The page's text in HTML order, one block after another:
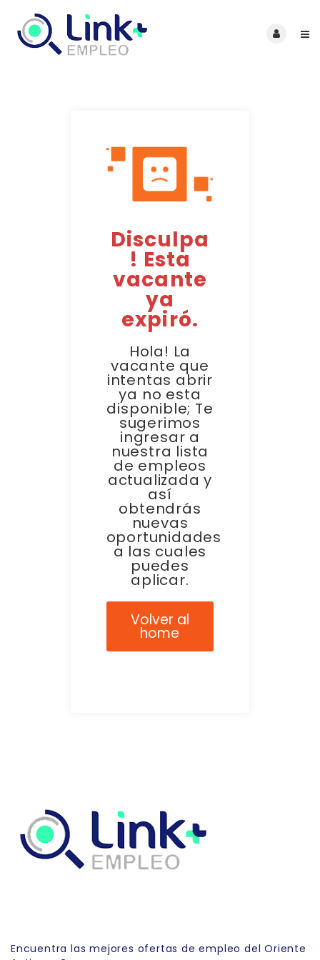
Disculpa
! Esta
vacante
ya
expiró.
Hola! La
vacante que
intentas abrir
ya no esta
disponible; Te
sugerimos
ingresar a
nuestra lista
de empleos
actualizada y
así
obtendrás
nuevas
oportunidades
a las cuales
puedes
aplicar.
Volver al
home
Encuentra las mejores ofertas de empleo del Oriente